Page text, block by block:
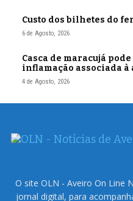
Custo dos bilhetes do
6 de Agosto, 2026
Casca de maracujá
inflamação associada à
4 de Agosto, 2026
O site OLN - Aveiro On Line
jornal digital, para